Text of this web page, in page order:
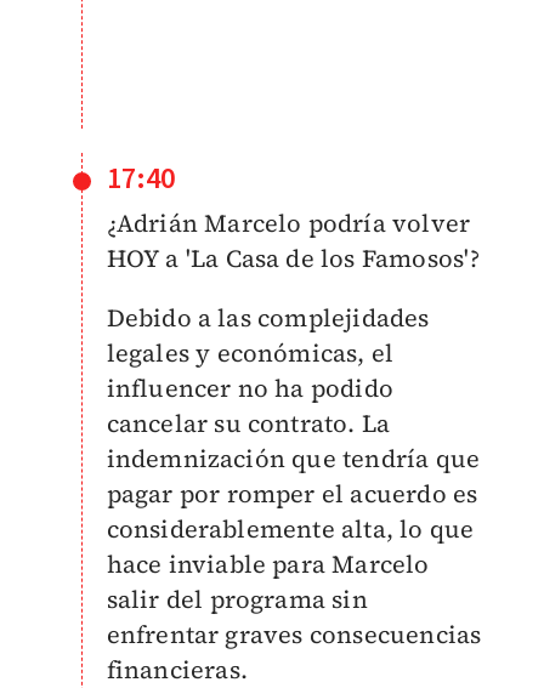
17:40
¿Adrián Marcelo podría volver
HOY a 'La Casa de los Famosos'?
Debido a las complejidades
legales y económicas, el
influencer no ha podido
cancelar su contrato. La
indemnización que tendría que
pagar por romper el acuerdo es
considerablemente alta, lo que
hace inviable para Marcelo
salir del programa sin
enfrentar graves consecuencias
financieras.